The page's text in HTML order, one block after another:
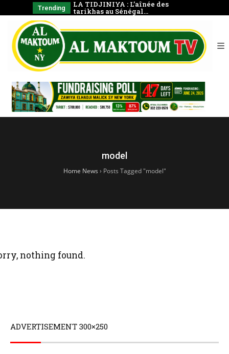
Trending
prière en LA TIDJINIYA : L’aînée des
tarikhas au Sénégal…
model
Home News › Posts Tagged "model"
nothing found.
ADVERTISEMENT 300×250